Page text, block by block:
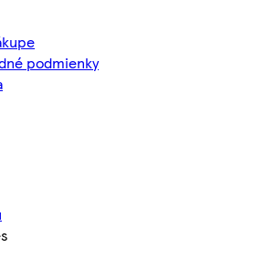
podmienky